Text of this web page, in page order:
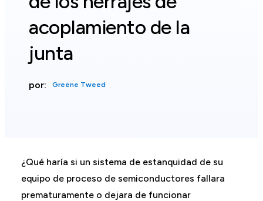
acoplamiento de la
junta
por: Greene Tweed
¿Qué haría si un sistema de estanquidad de su
equipo de proceso de semiconductores fallara
prematuramente o dejara de funcionar